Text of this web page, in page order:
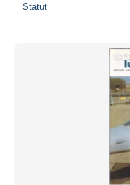
Statut